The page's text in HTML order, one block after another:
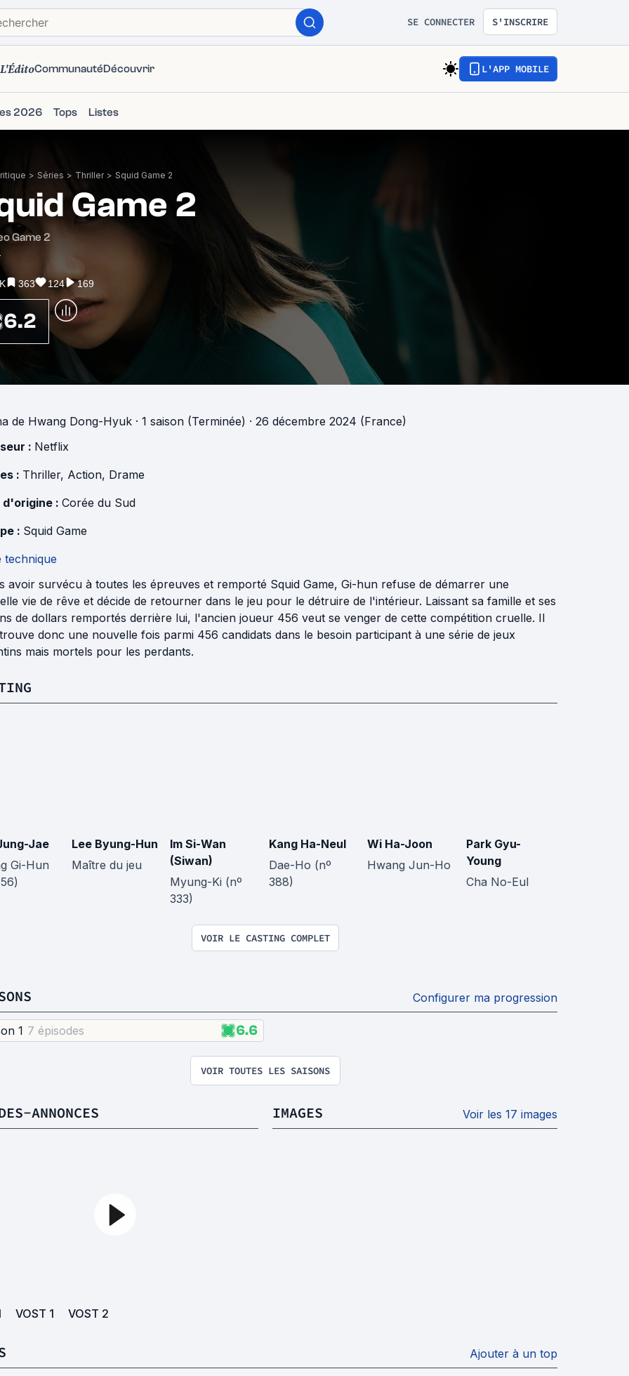
SE CONNECTER S'INSCRIRE
L'ÉditoCommunautéDécouvrir L'APP MOBILE
2026 Tops Listes
> Séries > Thriller > Squid Game 2
Game 2
Game 2
363 124 169
6.2
de Hwang Dong-Hyuk · 1 saison (Terminée) · 26 décembre 2024 (France)
: Netflix
: Thriller, Action, Drame
d'origine : Corée du Sud
: Squid Game
technique
avoir survécu à toutes les épreuves et remporté Squid Game, Gi-hun refuse de démarrer une
vie de rêve et décide de retourner dans le jeu pour le détruire de l'intérieur. Laissant sa famille et ses
de dollars remportés derrière lui, l'ancien joueur 456 veut se venger de cette compétition cruelle. Il
donc une nouvelle fois parmi 456 candidats dans le besoin participant à une série de jeux
mais mortels pour les perdants.
Jae
Gi-Hun
Lee Byung-Hun
Maître du jeu
Im Si-Wan
(Siwan)
Myung-Ki (nº
333)
Kang Ha-Neul
Dae-Ho (nº
388)
Wi Ha-Joon
Hwang Jun-Ho
Park Gyu-
Young
Cha No-Eul
VOIR LE CASTING COMPLET
Configurer ma progression
1 7 épisodes 6.6
VOIR TOUTES LES SAISONS
ANNONCES
VOST 1 VOST 2
IMAGES Voir les 17 images
Ajouter à un top